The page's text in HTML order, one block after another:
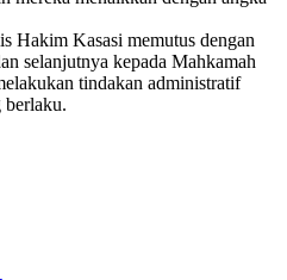
Hakim Kasasi memutus dengan
selanjutnya kepada Mahkamah
tindakan administratif
berlaku.